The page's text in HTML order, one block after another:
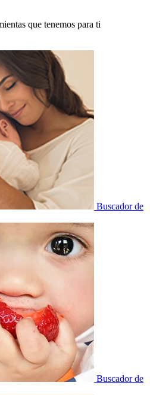
que tenemos para ti
Buscador de
Buscador de